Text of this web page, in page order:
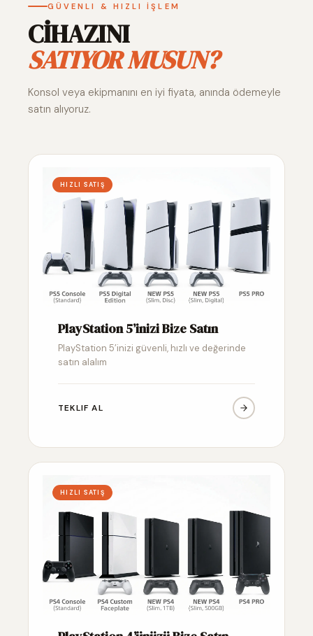
GÜVENLI & HIZLI İŞLEM
CİHAZINI
SATIYOR MUSUN?
Konsol veya ekipmanını en iyi fiyata, anında ödemeyle
satın alıyoruz.
HIZLI SATIŞ
PlayStation 5’inizi Bize Satın
PlayStation 5’inizi güvenli, hızlı ve değerinde
satın alalım
TEKLIF AL
HIZLI SATIŞ